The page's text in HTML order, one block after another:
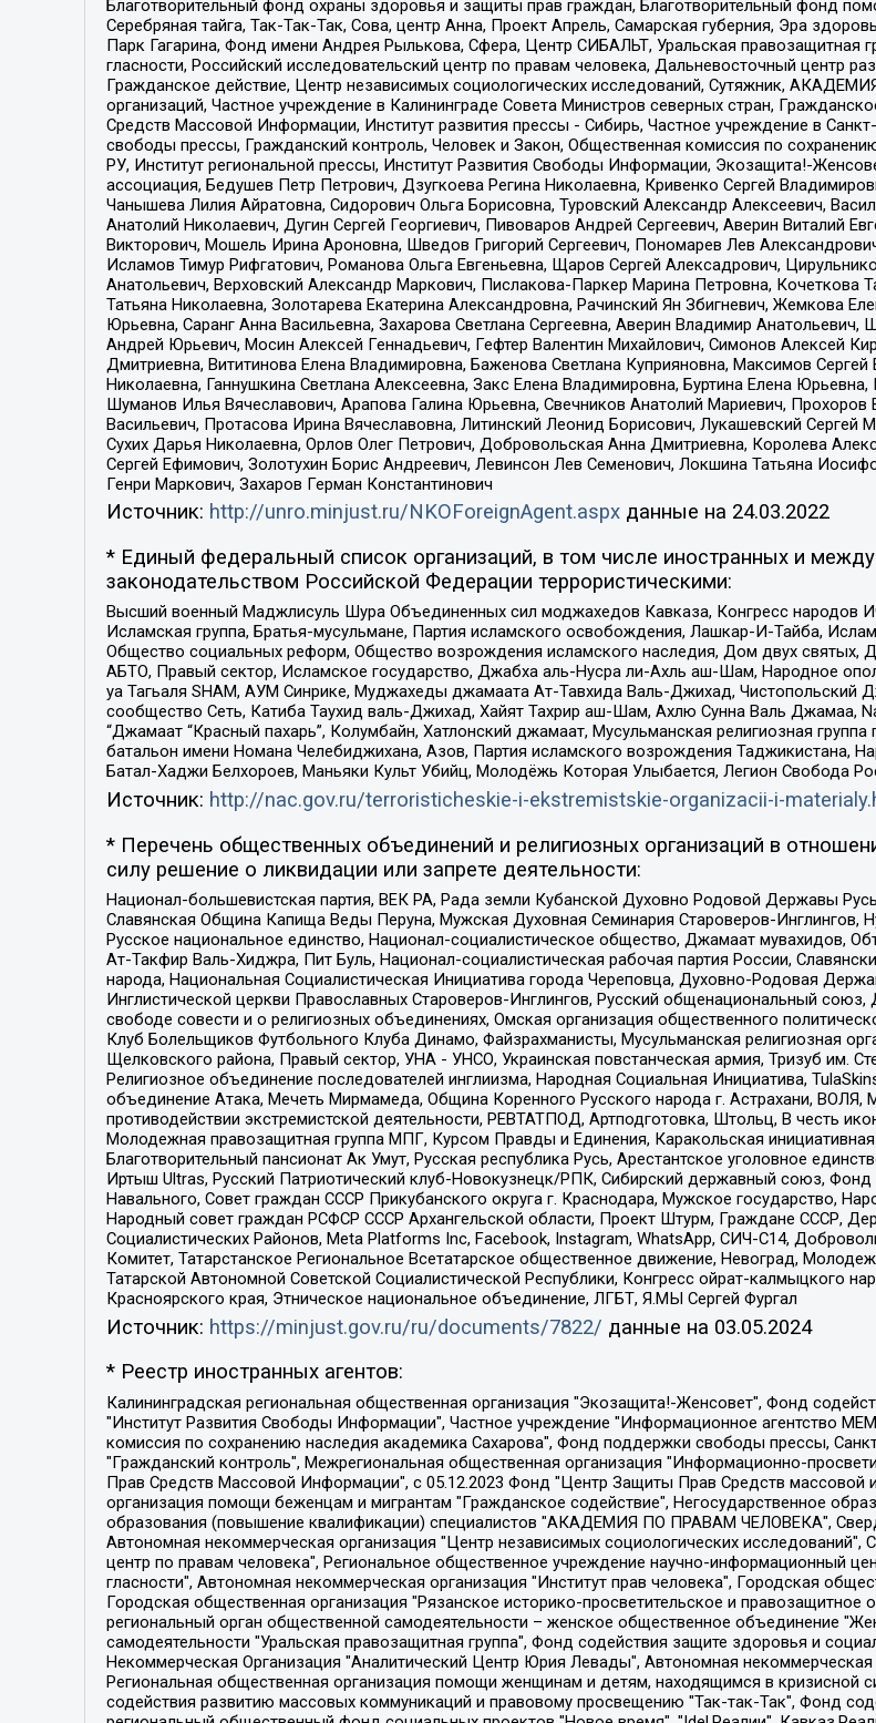
Благотворительный фонд охраны здоровья и защиты прав граждан, Благотворительный фонд
Серебряная тайга, Так-Так-Так, Сова, центр Анна, Проект Апрель, Самарская губерния, Эра
Парк Гагарина, Фонд имени Андрея Рылькова, Сфера, Центр СИБАЛЬТ, Уральская правозащитная
гласности, Российский исследовательский центр по правам человека, Дальневосточный центр
Гражданское действие, Центр независимых социологических исследований, Сутяжник,
организаций, Частное учреждение в Калининграде Совета Министров северных стран,
Средств Массовой Информации, Институт развития прессы - Сибирь, Частное учреждение в
свободы прессы, Гражданский контроль, Человек и Закон, Общественная комиссия по
РУ, Институт региональной прессы, Институт Развития Свободы Информации, Экозащита!-
ассоциация, Бедушев Петр Петрович, Дзугкоева Регина Николаевна, Кривенко Сергей
Чанышева Лилия Айратовна, Сидорович Ольга Борисовна, Туровский Александр Алексеевич,
Анатолий Николаевич, Дугин Сергей Георгиевич, Пивоваров Андрей Сергеевич, Аверин Виталий
Викторович, Мошель Ирина Ароновна, Шведов Григорий Сергеевич, Пономарев Лев
Исламов Тимур Рифгатович, Романова Ольга Евгеньевна, Щаров Сергей Алексадрович,
Анатольевич, Верховский Александр Маркович, Пислакова-Паркер Марина Петровна, Кочеткова
Татьяна Николаевна, Золотарева Екатерина Александровна, Рачинский Ян Збигневич, Жемкова
Юрьевна, Саранг Анна Васильевна, Захарова Светлана Сергеевна, Аверин Владимир
Андрей Юрьевич, Мосин Алексей Геннадьевич, Гефтер Валентин Михайлович, Симонов Алексей
Дмитриевна, Вититинова Елена Владимировна, Баженова Светлана Куприяновна, Максимов
Николаевна, Ганнушкина Светлана Алексеевна, Закс Елена Владимировна, Буртина Елена
Шуманов Илья Вячеславович, Арапова Галина Юрьевна, Свечников Анатолий Мариевич,
Васильевич, Протасова Ирина Вячеславовна, Литинский Леонид Борисович, Лукашевский
Сухих Дарья Николаевна, Орлов Олег Петрович, Добровольская Анна Дмитриевна, Королева
Сергей Ефимович, Золотухин Борис Андреевич, Левинсон Лев Семенович, Локшина Татьяна
Генри Маркович, Захаров Герман Константинович
Источник: http://unro.minjust.ru/NKOForeignAgent.aspxданные на 24.03.2022
* Единый федеральный список организаций, в том числе иностранных и
законодательством Российской Федерации террористическими:
Высший военный Маджлисуль Шура Объединенных сил моджахедов Кавказа, Конгресс народов
Исламская группа, Братья-мусульмане, Партия исламского освобождения, Лашкар-И-Тайба,
Общество социальных реформ, Общество возрождения исламского наследия, Дом двух
АБТО, Правый сектор, Исламское государство, Джабха аль-Нусра ли-Ахль аш-Шам, Народное
уа Тагьаля SHAM, АУМ Синрике, Муджахеды джамаата Ат-Тавхида Валь-Джихад, Чистопольский
сообщество Сеть, Катиба Таухид валь-Джихад, Хайят Тахрир аш-Шам, Ахлю Сунна Валь Джамаа,
“Джамаат “Красный пахарь”, Колумбайн, Хатлонский джамаат, Мусульманская религиозная
батальон имени Номана Челебиджихана, Азов, Партия исламского возрождения Таджикистана,
Батал-Хаджи Белхороев, Маньяки Культ Убийц, Молодёжь Которая Улыбается, Легион Свобода
Источник: http://nac.gov.ru/terroristicheskie-i-ekstremistskie-organizacii-i-
* Перечень общественных объединений и религиозных организаций в
силу решение о ликвидации или запрете деятельности:
Национал-большевистская партия, ВЕК РА, Рада земли Кубанской Духовно Родовой Державы
Славянская Община Капища Веды Перуна, Мужская Духовная Семинария Староверов-Инглингов,
Русское национальное единство, Национал-социалистическое общество, Джамаат мувахидов,
Ат-Такфир Валь-Хиджра, Пит Буль, Национал-социалистическая рабочая партия России,
народа, Национальная Социалистическая Инициатива города Череповца, Духовно-Родовая
Инглистической церкви Православных Староверов-Инглингов, Русский общенациональный
свободе совести и о религиозных объединениях, Омская организация общественного
Клуб Болельщиков Футбольного Клуба Динамо, Файзрахманисты, Мусульманская религиозная
Щелковского района, Правый сектор, УНА - УНСО, Украинская повстанческая армия, Тризуб им.
Религиозное объединение последователей инглиизма, Народная Социальная Инициатива,
объединение Атака, Мечеть Мирмамеда, Община Коренного Русского народа г. Астрахани,
противодействии экстремистской деятельности, РЕВТАТПОД, Артподготовка, Штольц, В честь
Молодежная правозащитная группа МПГ, Курсом Правды и Единения, Каракольская
Благотворительный пансионат Ак Умут, Русская республика Русь, Арестантское уголовное
Иртыш Ultras, Русский Патриотический клуб-Новокузнецк/РПК, Сибирский державный союз,
Навального, Совет граждан СССР Прикубанского округа г. Краснодара, Мужское государство,
Народный совет граждан РСФСР СССР Архангельской области, Проект Штурм, Граждане СССР,
Социалистических Районов, Meta Platforms Inc, Facebook, Instagram, WhatsApp, СИЧ-С14,
Комитет, Татарстанское Региональное Всетатарское общественное движение, Невоград,
Татарской Автономной Советской Социалистической Республики, Конгресс ойрат-калмыцкого
Красноярского края, Этническое национальное объединение, ЛГБТ, Я.МЫ Сергей Фургал
Источник: https://minjust.gov.ru/ru/documents/7822/ данные на 03.05.2024
* Реестр иностранных агентов:
Калининградская региональная общественная организация "Экозащита!-Женсовет", Фонд содействия защите прав и свобод граждан "Общественный вердикт", Фонд "Институт Развития Свободы Информации", Частное учреждение "Информационное агентство МЕМО. РУ", Региональная общественная организация "Общественная комиссия по сохранению наследия академика Сахарова", Фонд поддержки свободы прессы, Санкт-Петербургская общественная правозащитная организация "Гражданский контроль", Межрегиональная общественная организация "Информационно-просветительский центр "Мемориал", Региональный Фонд "Центр Защиты Прав Средств Массовой Информации", с 05.12.2023 Фонд "Центр Защиты Прав Средств массовой информации", Региональная общественная благотворительная организация помощи беженцам и мигрантам "Гражданское содействие", Негосударственное образовательное учреждение дополнительного профессионального образования (повышение квалификации) специалистов "АКАДЕМИЯ ПО ПРАВАМ ЧЕЛОВЕКА", Свердловская региональная общественная организация "Сутяжник", Автономная некоммерческая организация "Центр независимых социологических исследований", Союз общественных объединений "Российский исследовательский центр по правам человека", Региональное общественное учреждение научно-информационный центр "МЕМОРИАЛ", Некоммерческая организация "Фонд защиты гласности", Автономная некоммерческая организация "Институт прав человека", Городская общественная организация "Екатеринбургское общество "МЕМОРИАЛ", Городская общественная организация "Рязанское историко-просветительское и правозащитное общество "Мемориал" (Рязанский Мемориал), Челябинский региональный орган общественной самодеятельности – женское общественное объединение "Женщины Евразии", Челябинский региональный орган общественной самодеятельности "Уральская правозащитная группа", Фонд содействия защите здоровья и социальной справедливости имени Андрея Рылькова, Автономная Некоммерческая Организация "Аналитический Центр Юрия Левады", Автономная некоммерческая организация социальной поддержки населения "Проект Апрель", Региональная общественная организация помощи женщинам и детям, находящимся в кризисной ситуации "Информационно-методический центр "Анна", Фонд содействия развитию массовых коммуникаций и правовому просвещению "Так-так-Так", Фонд содействия устойчивому развитию "Серебряная тайга", Свердловский региональный общественный фонд социальных проектов "Новое время", "Idel.Реалии", Кавказ.Реалии, Крым.Реалии, Телеканал Настоящее Время, Татаро-башкирская служба Радио Свобода (Azatliq Radiosi), Радио Свободная Европа/Радио Свобода (PCE/PC), "Сибирь.Реалии", "Фактограф", Благотворительный фонд помощи осужденным и их семьям, Автономная некоммерческая организация "Институт глобализации и социальных движений", Фонд "В защиту прав заключенных", Частное учреждение "Центр поддержки и содействия развитию средств массовой информации", Пензенский региональный общественный благотворительный фонд "Гражданский союз", "Север.Реалии", Некоммерческая организация Фонд "Правовая инициатива", Общество с ограниченной ответственностью "Радио Свободная Европа/Радио Свобода", Чешское информационное агентство "MEDIUM-ORIENT", Красноярская региональная общественная организация "Мы против СПИДа", Камалягин Денис Николаевич, Маркелов Сергей Евгеньевич, Пономарев Лев Александрович, Савицкая Людмила Алексеевна, Автономная некоммерческая организация "Центр по работе с проблемой насилия "НАСИЛИЮ.НЕТ", Межрегиональный профессиональный союз работников здравоохранения "Альянс врачей", Юридическое лицо, зарегистрированное в Латвийской Республике, SIA "Medusa Project" (регистрационный номер 40103797863, дата регистрации 10.06.2014), Некоммерческая организация "Фонд по борьбе с коррупцией", Автономная некоммерческая организация "Институт права и публичной политики", Баданин Роман Сергеевич, Гликин Максим Александрович, Железнова Мария Михайловна, Лукьянова Юлия Сергеевна, Маетная Елизавета Витальевна, Маняхин Петр Борисович, Чуракова Ольга Владимировна, Ярош Юлия Петровна, Юридическое лицо "The Insider SIA", зарегистрированное в Риге, Латвийская Республика (дата регистрации 26.06.2015), являющееся администратором доменного имени интернет-издания "The Insider SIA", https://theins.ru, Постернак Алексей Евгеньевич, Рубин Михаил Аркадьевич, Анин Роман Александрович, Юридическое лицо Istories fonds, зарегистрированное в Латвийской Республике (регистрационный номер 50008295751, дата регистрации 24.02.2020), Великовский Дмитрий Александрович, Долинина Ирина Николаевна, Мароховская Алеся Алексеевна, Шлейнов Роман Юрьевич, Шмагун Олеся Валентиновна, Общество с ограниченной ответственностью "Альтаир 2021", Общество с ограниченной ответственностью "Вега 2021", Общество с ограниченной ответственностью "Главный редактор 2021", Общество с ограниченной ответственностью "Ромашки монолит", Важенков Артем Валерьевич, Ивановская областная общественная организация "Центр гендерных исследований", Гурман Юрий Альбертович, Медиапроект "ОВД-Инфо", Егоров Владимир Владимирович, Жилинский Владимир Александрович, Общество с ограниченной ответственностью "ЗП", Иванова София Юрьевна, Карезина Инна Павловна, Кильтау Екатерина Викторовна, Петров Алексей Викторович, Пискунов Сергей Евгеньевич, Смирнов Сергей Сергеевич, Тихонов Михаил Сергеевич, Общество с ограниченной ответственностью "ЖУРНАЛИСТ-ИНОСТРАННЫЙ АГЕНТ", Арапова Галина Юрьевна, Вольтская Татьяна Анатольевна, Американская компания "Mason G.E.S. Anonymous Foundation" (США), являющаяся владельцем интернет-издания https://mnews.world/, Компания "Stichting Bellingcat", зарегистрированная в Нидерландах (дата регистрации 11.07.2018), Захаров Андрей Вячеславович, Клепиковская Екатерина Дмитриевна, Общество с ограниченной ответственностью "МЕМО", Перл Роман Александрович, Симонов Евгений Алексеевич, Соловьева Елена Анатольевна, Сотников Даниил Владимирович,